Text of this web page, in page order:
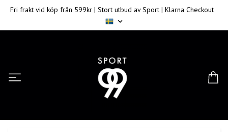
Fri frakt vid köp från 599kr | Stort utbud av Sport | Klarna Checkout